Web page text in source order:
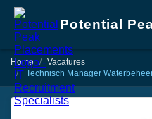
Potential
Home
Vacatures
Technisch Manager